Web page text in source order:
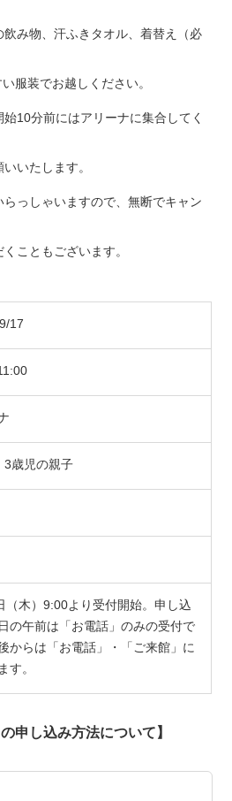
み物、汗ふきタオル、着替え（必
服装でお越しください。
10分前にはアリーナに集合してく
いたします。
っしゃいますので、無断でキャン
こともございます。
17
3歳児の親子
（木）9:00より受付開始。申し込
の午前は「お電話」のみの受付で
からは「お電話」・「ご来館」に
す。
申し込み方法について】